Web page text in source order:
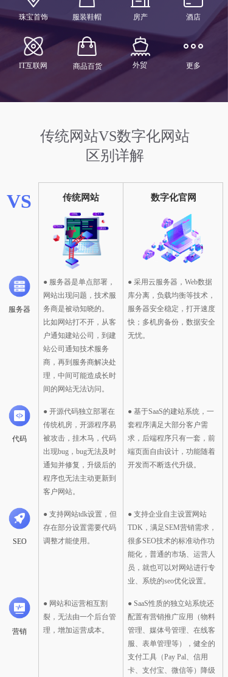
珠宝首饰 服装鞋帽 房产 酒店
IT互联网 商品百货 外贸 更多
传统网站VS数字化网站
区别详解
VS
服务器
代码
SEO
营销
传统网站 数字化官网
● 服务器是单点部署，
网站出现问题，技术服
务商是被动知晓的。
比如网站打不开，从客
户通知建站公司，到建
站公司通知技术服务
商，再到服务商解决处
理，中间可能造成长时
间的网站无法访问。
● 采用云服务器，Web数据
库分离，负载均衡等技术，
服务器安全稳定，打开速度
快；多机房备份，数据安全
无忧。
● 开源代码独立部署在
传统机房，开源程序易
被攻击，挂木马，代码
出现bug，bug无法及时
通知并修复，升级后的
程序也无法主动更新到
客户网站。
● 基于SaaS的建站系统，一
套程序满足大部分客户需
求，后端程序只有一套，前
端页面自由设计，功能随着
开发而不断迭代升级。
● 支持网站tdk设置，但
存在部分设置需要代码
调整才能使用。
● 支持企业自主设置网站
TDK，满足SEM营销需求，
很多SEO技术的标准动作功
能化，普通的市场、运营人
员，就也可以对网站进行专
业、系统的seo优化设置。
● 网站和运营相互割
裂，无法由一个后台管
理，增加运营成本。
● SaaS性质的独立站系统还
配置有营销推广应用（物料
管理、媒体号管理、在线客
服、表单管理等），健全的
支付工具（Pay Pal、信用
卡、支付宝、微信等）降级